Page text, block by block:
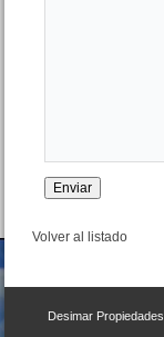
Volver al listado
Desimar Propiedades